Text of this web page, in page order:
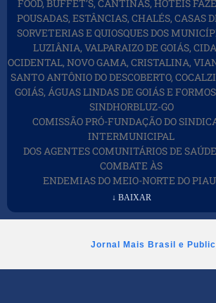
FOOD, BUFFET’S, CANTINAS, HOTÉIS
POUSADAS, ESTÂNCIAS, CHALÉS, CASAS
SORVETERIAS E QUIOSQUES DOS
LUZIÂNIA, VALPARAIZO DE GOIÁS,
OCIDENTAL, NOVO GAMA, CRISTALINA,
SANTO ANTÔNIO DO DESCOBERTO,
GOIÁS, ÁGUAS LINDAS DE GOIÁS E
SINDHORBLUZ-GO
COMISSÃO PRÓ-FUNDAÇÃO DO
INTERMUNICIPAL
DOS AGENTES COMUNITÁRIOS DE
COMBATE ÀS
ENDEMIAS DO MEIO-NORTE DO
↓ BAIXAR
Jornal Mais Brasil e